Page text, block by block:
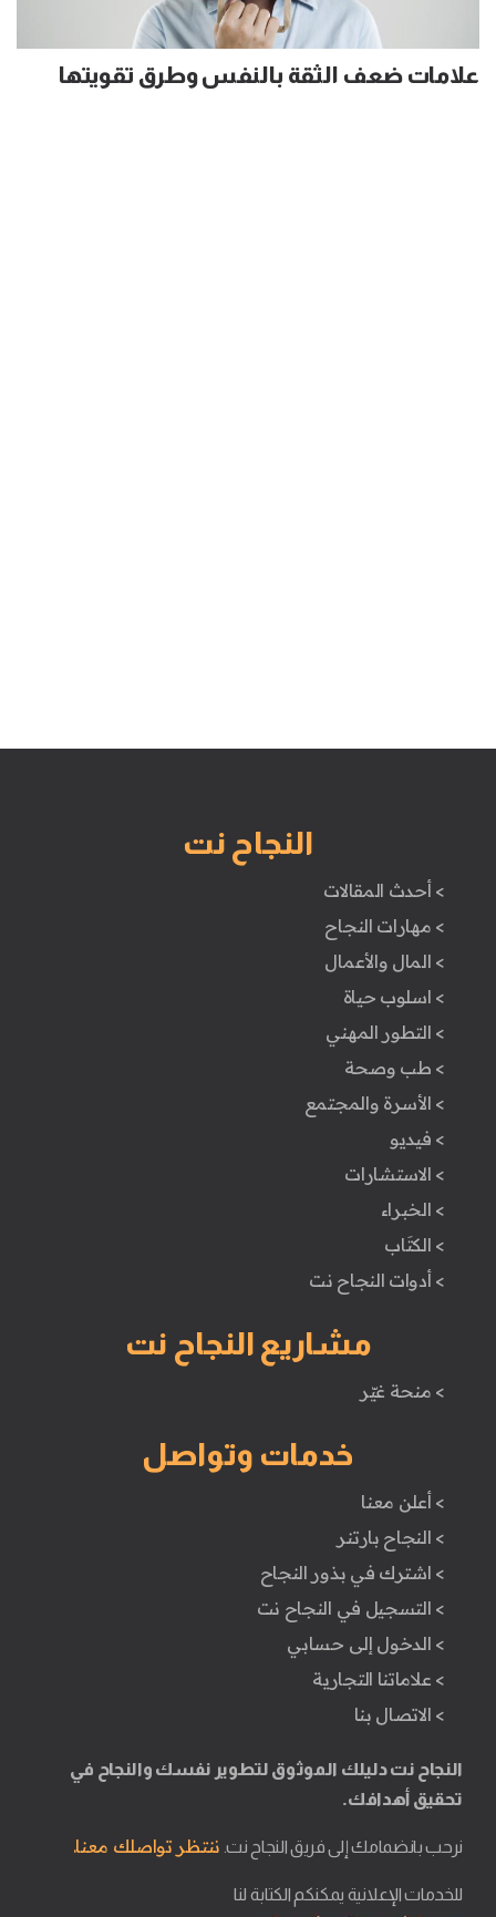
علامات ضعف الثقة بالنفس وطرق تقويتها
النجاح نت
> أحدث المقالات
> مهارات النجاح
> المال والأعمال
> اسلوب حياة
> التطور المهني
> طب وصحة
> الأسرة والمجتمع
> فيديو
> الاستشارات
> الخبراء
> الكتَاب
> أدوات النجاح نت
مشاريع النجاح نت
> منحة غيّر
خدمات وتواصل
> أعلن معنا
> النجاح بارتنر
> اشترك في بذور النجاح
> التسجيل في النجاح نت
> الدخول إلى حسابي
> علاماتنا التجارية
> الاتصال بنا
النجاح نت دليلك الموثوق لتطوير نفسك والنجاح في
تحقيق أهدافك.
نرحب بانضمامك إلى فريق النجاح نت. ننتظر تواصلك معنا.
للخدمات الإعلانية يمكنكم الكتابة لنا